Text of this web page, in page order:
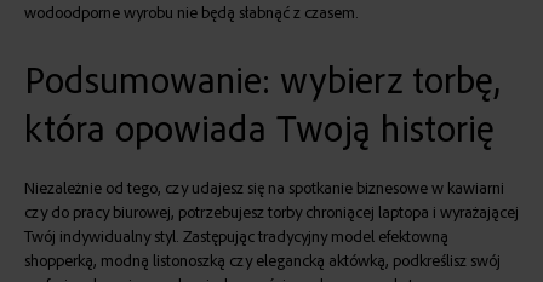
wodoodporne wyrobu nie będą słabnąć z czasem.
Podsumowanie: wybierz torbę,
która opowiada Twoją historię
Niezależnie od tego, czy udajesz się na spotkanie biznesowew kawiarni
czy do pracy biurowej, potrzebujesz torby chroniącej laptopa i wyrażającej
Twój indywidualny styl. Zastępując tradycyjny model efektowną
shopperką, modną listonoszką czy elegancką aktówką, podkreślisz swój